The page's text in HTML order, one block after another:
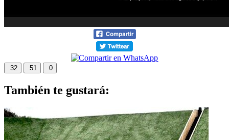
32 51 0
También te gustará: